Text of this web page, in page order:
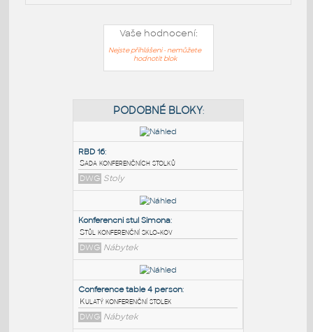
Vaše hodnocení:
Nejste přihlášeni - nemůžete
hodnotit blok
PODOBNÉ BLOKY:
RBD 16:
Sada konferenčních stolků
DWG Stoly